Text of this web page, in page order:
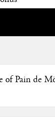
of Pain de